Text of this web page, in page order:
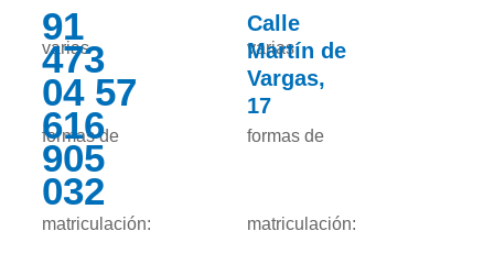
91
473
04 57
616
905
032
Calle
Martín de
Vargas,
17